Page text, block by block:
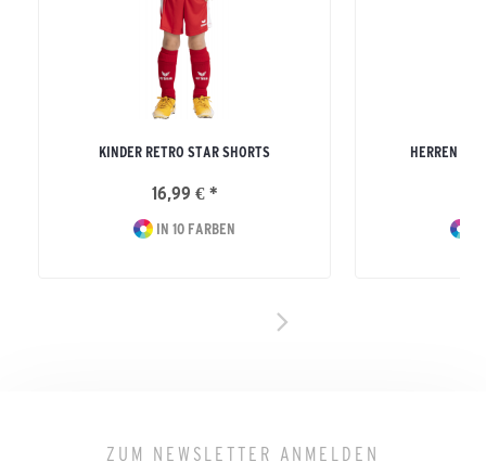
KINDER RETRO STAR SHORTS
16,99 € *
IN 10 FARBEN
HERREN SIX
ZUM NEWSLETTER ANMELDEN